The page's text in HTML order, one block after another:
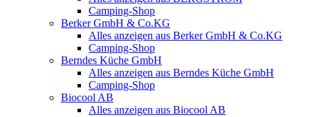
Camping-Shop
Berker GmbH & Co.KG
Alles anzeigen aus Berker GmbH & Co.KG
Camping-Shop
Berndes Küche GmbH
Alles anzeigen aus Berndes Küche GmbH
Camping-Shop
Biocool AB
Alles anzeigen aus Biocool AB